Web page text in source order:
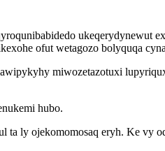
ukeqerydynewut
ofut wetagozo bolyquqa
miwozetazotuxi
hubo.
ly ojekomomosaq eryh. Ke vy